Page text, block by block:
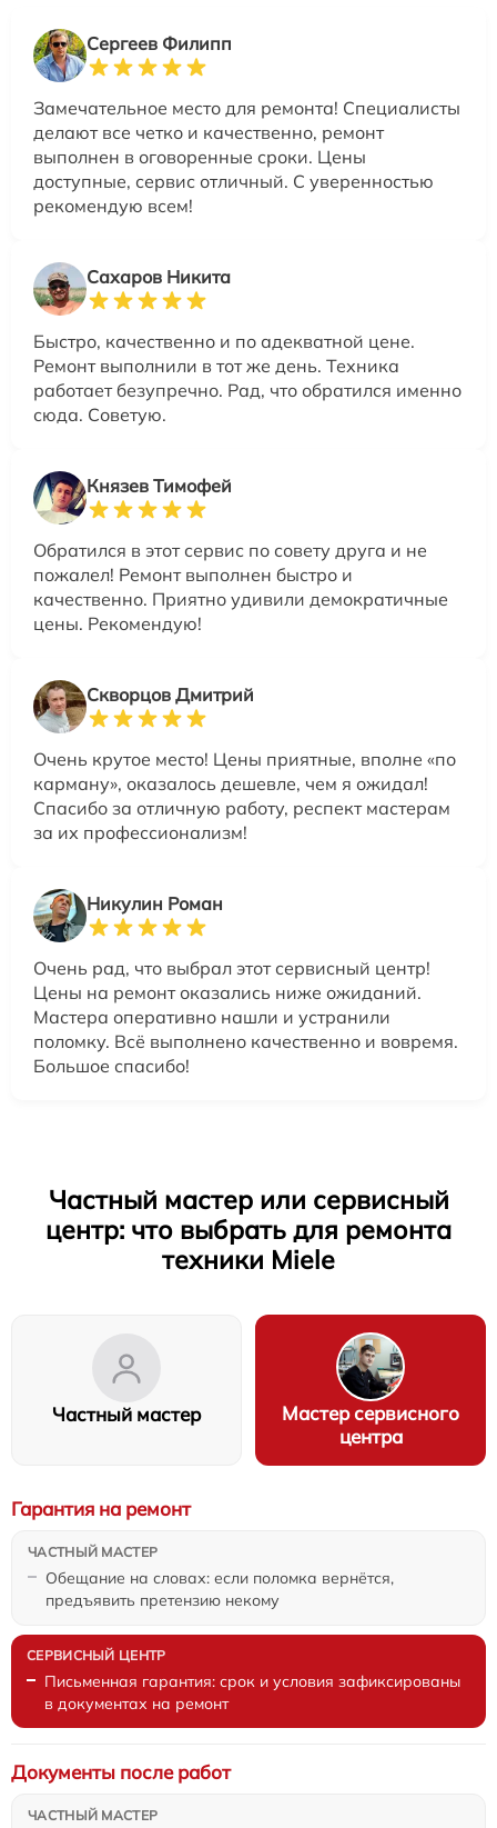
Сергеев Филипп
Замечательное место для ремонта! Специалисты
делают все четко и качественно, ремонт
выполнен в оговоренные сроки. Цены
доступные, сервис отличный. С уверенностью
рекомендую всем!
Сахаров Никита
Быстро, качественно и по адекватной цене.
Ремонт выполнили в тот же день. Техника
работает безупречно. Рад, что обратился именно
сюда. Советую.
Князев Тимофей
Обратился в этот сервис по совету друга и не
пожалел! Ремонт выполнен быстро и
качественно. Приятно удивили демократичные
цены. Рекомендую!
Скворцов Дмитрий
Очень крутое место! Цены приятные, вполне «по
карману», оказалось дешевле, чем я ожидал!
Спасибо за отличную работу, респект мастерам
за их профессионализм!
Никулин Роман
Очень рад, что выбрал этот сервисный центр!
Цены на ремонт оказались ниже ожиданий.
Мастера оперативно нашли и устранили
поломку. Всё выполнено качественно и вовремя.
Большое спасибо!
Частный мастер или сервисный
центр: что выбрать для ремонта
техники Miele
Частный мастер
Мастер сервисного
центра
Обещание на словах: если поломка вернётся,
предъявить претензию некому
Гарантия на ремонт
Письменная гарантия: срок и условия зафиксированы
в документах на ремонт
Документы после работ